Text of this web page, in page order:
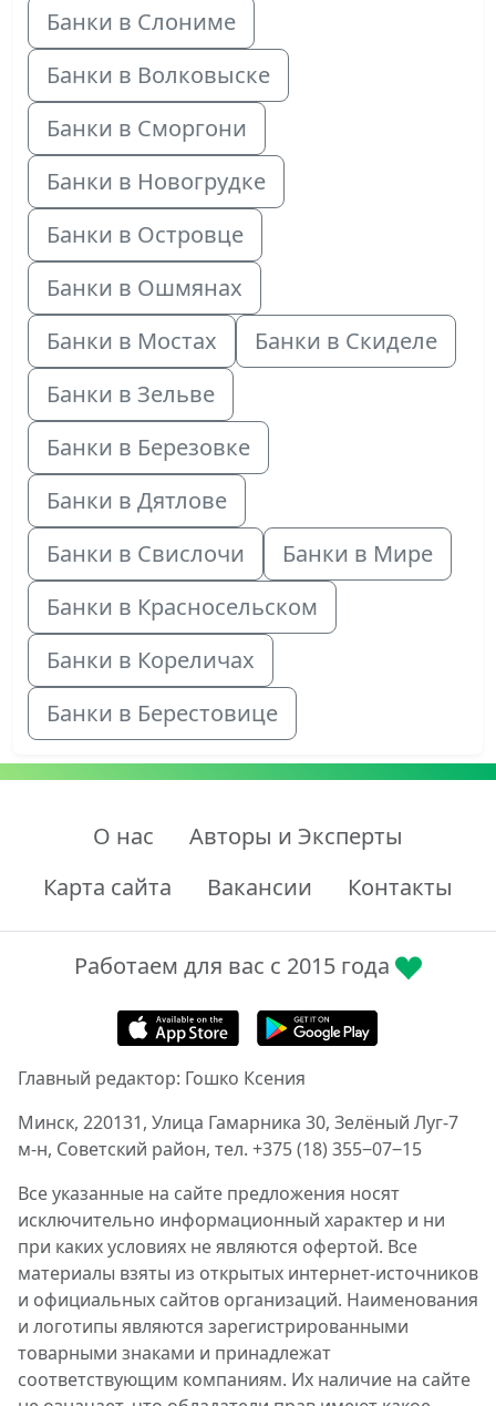
Банки в Слониме
Банки в Волковыске
Банки в Сморгони
Банки в Новогрудке
Банки в Островце
Банки в Ошмянах
Банки в Мостах
Банки в Скиделе
Банки в Зельве
Банки в Березовке
Банки в Дятлове
Банки в Свислочи
Банки в Мире
Банки в Красносельском
Банки в Кореличах
Банки в Берестовице
О нас
Авторы и Эксперты
Карта сайта
Вакансии Контакты
Работаем для вас с 2015 года
Главный редактор: Гошко Ксения
Минск, 220131, Улица Гамарника 30, Зелёный Луг-7
м-н, Советский район, тел. +375 (18) 355‒07‒15
Все указанные на сайте предложения носят
исключительно информационный характер и ни
при каких условиях не являются офертой. Все
материалы взяты из открытых интернет-источников
и официальных сайтов организаций. Наименования
и логотипы являются зарегистрированными
товарными знаками и принадлежат
соответствующим компаниям. Их наличие на сайте